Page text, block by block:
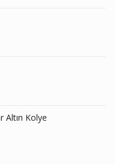
Altın Kolye